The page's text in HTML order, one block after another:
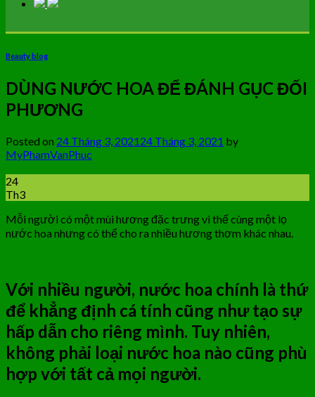
Beauty blog
DÙNG NƯỚC HOA ĐỂ ĐÁNH GỤC ĐỐI
PHƯƠNG
Posted on 24 Tháng 3, 202124 Tháng 3, 2021 by
MyPhamVanPhuc
24
Th3
Mỗi người có một mùi hương đặc trưng vì thế cùng một lọ
nước hoa nhưng có thể cho ra nhiều hương thơm khác nhau.
Với nhiều người, nước hoa chính là thứ
để khẳng định cá tính cũng như tạo sự
hấp dẫn cho riêng mình. Tuy nhiên,
không phải loại nước hoa nào cũng phù
hợp với tất cả mọi người.